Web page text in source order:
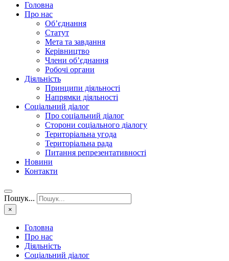
Головна
Про нас
Об’єднання
Статут
Мета та завдання
Керівництво
Члени об’єднання
Робочі органи
Діяльність
Принципи діяльності
Напрямки діяльності
Соціальний діалог
Про соціальний діалог
Сторони соціального діалогу
Територіальна угода
Територіальна рада
Питання репрезентативності
Новини
Контакти
Пошук...
×
Головна
Про нас
Діяльність
Соціальний діалог